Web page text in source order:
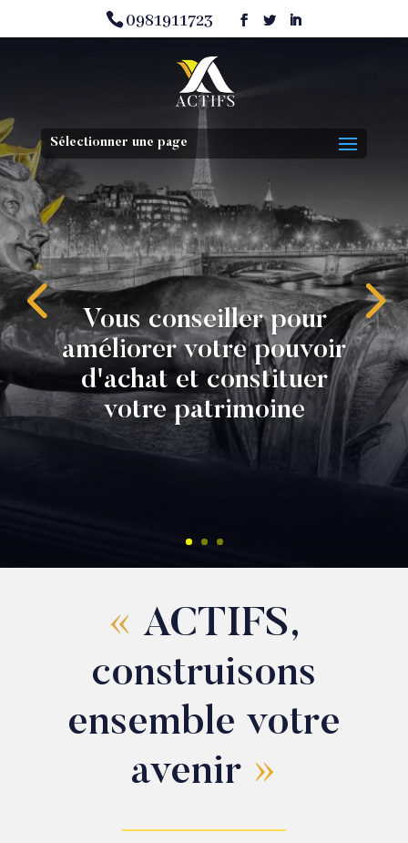
0981911723
Sélectionner une page
Vous conseiller pour
améliorer votre pouvoir
d'achat et constituer
votre patrimoine
«ACTIFS,
construisons
ensemble votre
avenir »